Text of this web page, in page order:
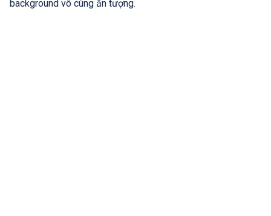
background vô cùng ấn tượng.